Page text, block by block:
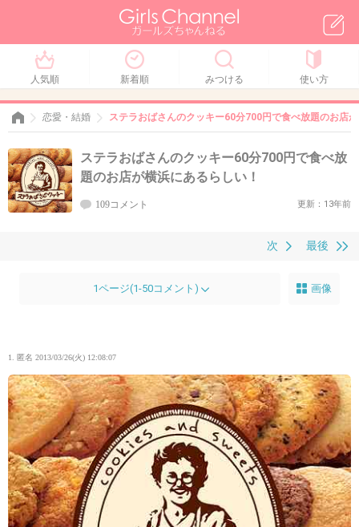
人気順 新着順 みつける 使い方
恋愛・結婚 ステラおばさんのクッキー60分700円で食べ放題のお店
ステラおばさんのクッキー60分700円で食べ放
題のお店が横浜にあるらしい！
109コメント 更新：13年前
最後
次
1ページ(1-50コメント) 画像
1. 匿名 2013/03/26(火) 12:08:07